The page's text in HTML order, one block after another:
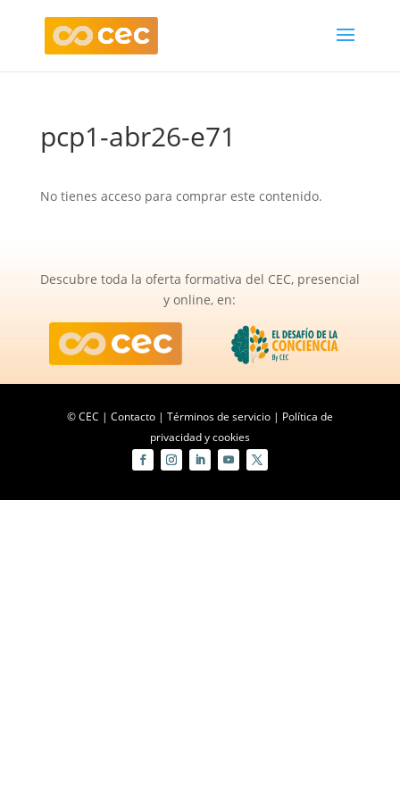
pcp1-abr26-e71
No tienes acceso para comprar este contenido.
Descubre toda la oferta formativa del CEC, presencial
y online, en:
© CEC | Contacto| Términos de servicio| Política de
privacidad y cookies